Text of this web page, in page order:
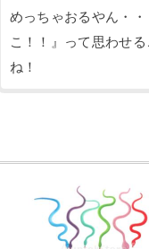
めっちゃおるやん・・
こ！！』って思わせ
ね！